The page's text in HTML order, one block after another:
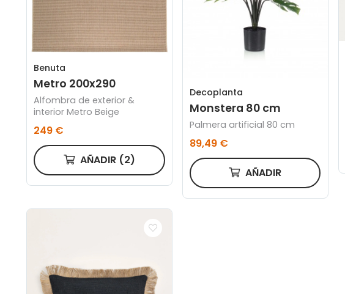
Benuta
Metro 200x290
Alfombra de exterior &
interior Metro Beige
249 €
AÑADIR (2)
Decoplanta
Monstera 80 cm
Palmera artificial 80 cm
89,49 €
AÑADIR